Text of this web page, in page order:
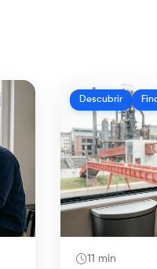
Descubrir
11 min